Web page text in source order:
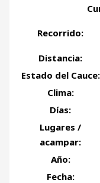
Recorrido:
Distancia:
Estado del Cauce:
Clima:
Días:
Lugares /
acampar:
Año:
Fecha: